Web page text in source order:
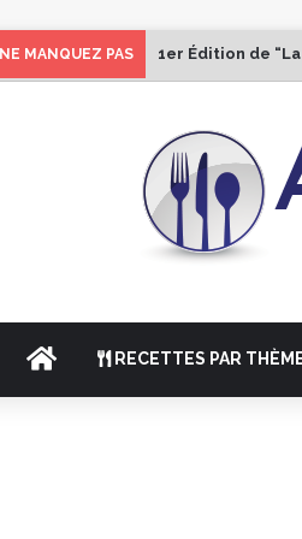
NE MANQUEZ PAS 1er Édition de
ACCUEILRECETTES PAR